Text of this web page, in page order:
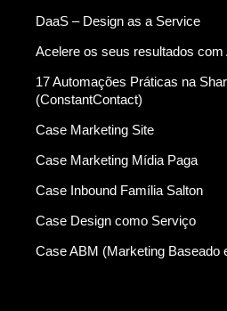
DaaS – Design as a Service
Acelere os seus resultados com
17 Automações Práticas na
(ConstantContact)
Case Marketing Site
Case Marketing Mídia Paga
Case Inbound Família Salton
Case Design como Serviço
Case ABM (Marketing Baseado